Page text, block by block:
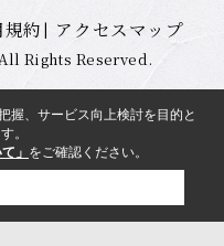
約 アクセスマップ
All Rights Reserved.
握、サービス向上検討を目的と
。
」 をご確認ください。